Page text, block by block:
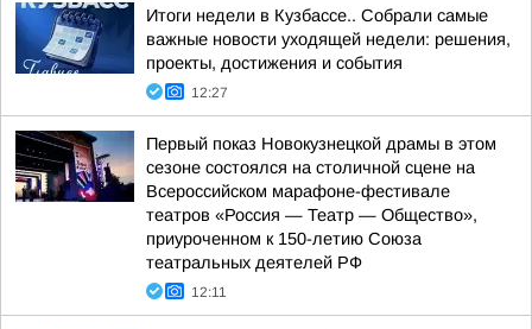
Итоги недели в Кузбассе.. Собрали самые
важные новости уходящей недели: решения,
проекты, достижения и события
12:27
Первый показ Новокузнецкой драмы в этом
сезоне состоялся на столичной сцене на
Всероссийском марафоне-фестивале
театров «Россия — Театр — Общество»,
приуроченном к 150-летию Союза
театральных деятелей РФ
12:11